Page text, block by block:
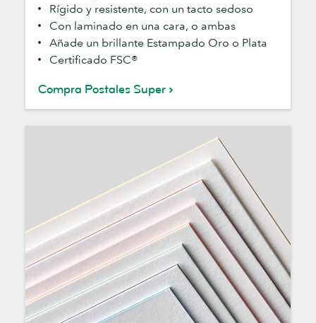
Rígido y resistente, con un tacto sedoso
Con laminado en una cara, o ambas
Añade un brillante Estampado Oro o Plata
Certificado FSC®
Compra Postales Super